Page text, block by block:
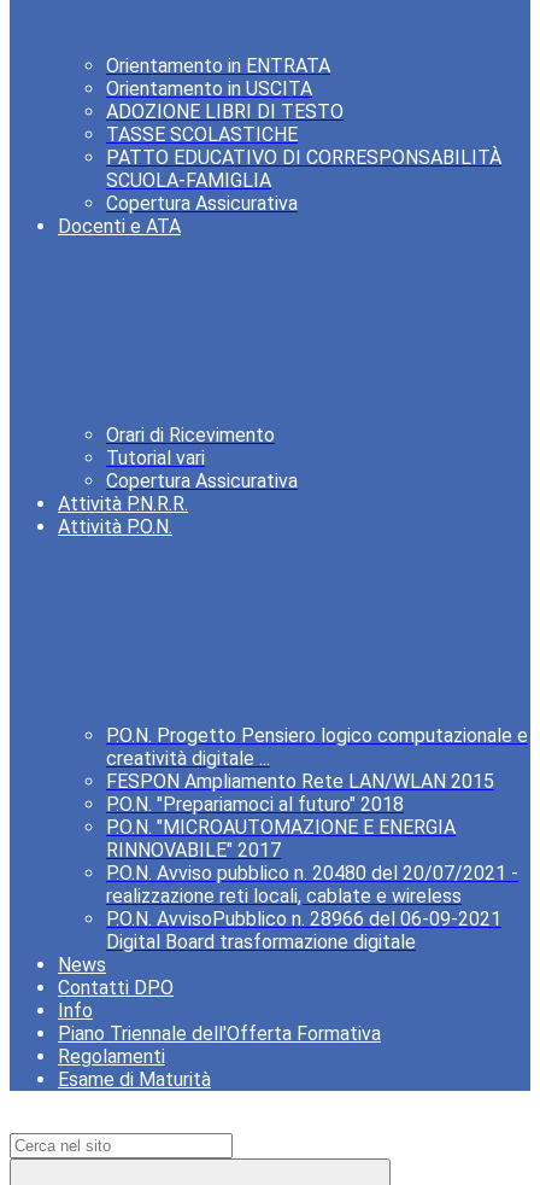
Orientamento in ENTRATA
Orientamento in USCITA
ADOZIONE LIBRI DI TESTO
TASSE SCOLASTICHE
PATTO EDUCATIVO DI CORRESPONSABILITÀ
SCUOLA-FAMIGLIA
Copertura Assicurativa
Docenti e ATA
Orari di Ricevimento
Tutorial vari
Copertura Assicurativa
Attività P.N.R.R.
Attività P.O.N.
P.O.N. Progetto Pensiero logico computazionale e
creatività digitale ...
FESPON Ampliamento Rete LAN/WLAN 2015
P.O.N. "Prepariamoci al futuro" 2018
P.O.N. "MICROAUTOMAZIONE E ENERGIA
RINNOVABILE" 2017
P.O.N. Avviso pubblico n. 20480 del 20/07/2021 -
realizzazione reti locali, cablate e wireless
P.O.N. AvvisoPubblico n. 28966 del 06-09-2021
Digital Board trasformazione digitale
News
Contatti DPO
Info
Piano Triennale dell'Offerta Formativa
Regolamenti
Esame di Maturità